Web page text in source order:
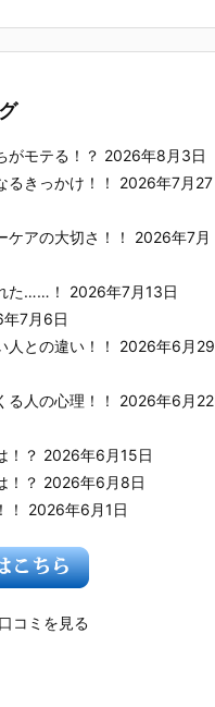
がモテる！？ 2026年8月3日
きっかけ！！
2026年7月27
アの大切さ！！
2026年7月
た……！
2026年7月13日
7月6日
人との違い！！
2026年6月29
る人の心理！！
2026年6月22
！？ 2026年6月15日
！？ 2026年6月8日
2026年6月1日
コミを見る